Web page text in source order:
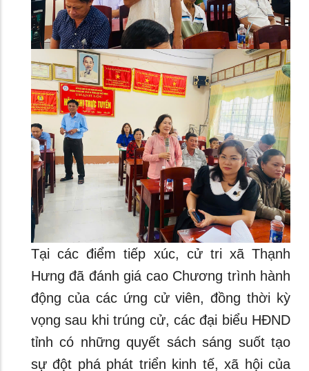
Tại các điểm tiếp xúc, cử tri xã Thạnh
Hưng đã đánh giá cao Chương trình hành
động của các ứng cử viên, đồng thời kỳ
vọng sau khi trúng cử, các đại biểu HĐND
tỉnh có những quyết sách sáng suốt tạo
sự đột phá phát triển kinh tế, xã hội của